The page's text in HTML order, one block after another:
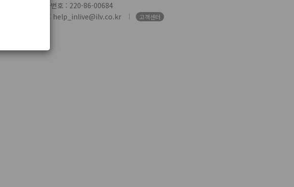
사업자번호 : 220-86-00684
제휴/문의 : help_inlive@ilv.co.kr 고객센터